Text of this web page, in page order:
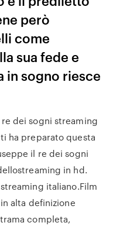
però
come
sua fede e
in sogno riesce
dei sogni streaming
ha preparato questa
il re dei sogni
in hd.
italiano.Film
alta definizione
completa,